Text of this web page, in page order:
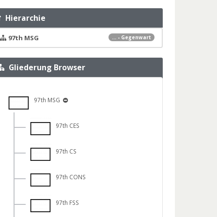
Hierarchie
... - Gegenwart
97th MSG
Gliederung Browser
97th MSG
97th CES
97th CS
97th CONS
97th FSS